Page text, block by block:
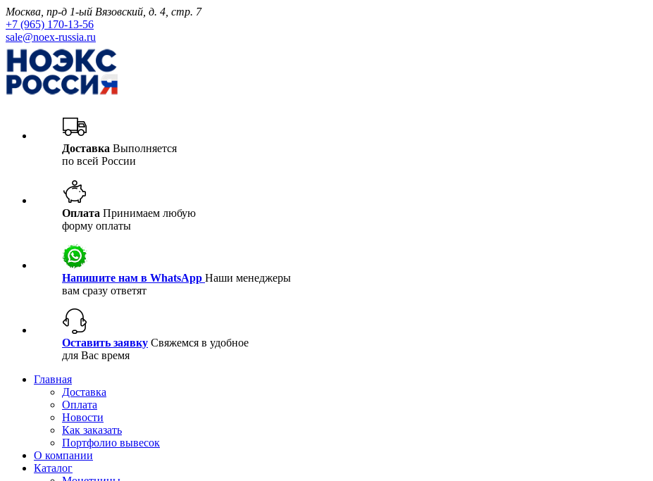
Москва, пр-д 1-ый Вязовский, д. 4, стр. 7
+7 (965) 170-13-56
sale@noex-russia.ru
Доставка Выполняется
по всей России
Оплата Принимаем любую
форму оплаты
Напишите нам в WhatsApp Наши менеджеры
вам сразу ответят
Оставить заявку Свяжемся в удобное
для Вас время
Главная
Доставка
Оплата
Новости
Как заказать
Портфолио вывесок
О компании
Каталог